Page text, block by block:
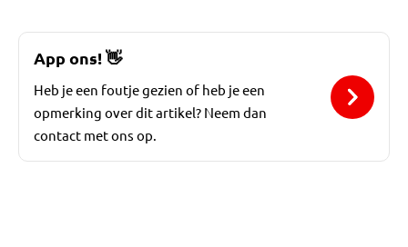
App ons!👋
Heb je een foutje gezien of heb je een
opmerking over dit artikel? Neem dan
contact met ons op.